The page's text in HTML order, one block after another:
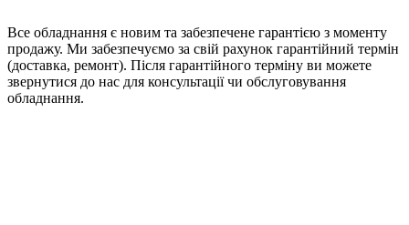
Все обладнання є новим та забезпечене гарантією з моменту
продажу. Ми забезпечуємо за свій рахунок гарантійний термін
(доставка, ремонт). Після гарантійного терміну ви можете
звернутися до нас для консультації чи обслуговування
обладнання.